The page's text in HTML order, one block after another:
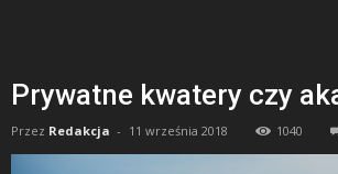
Prywatne kwatery czy
Przez Redakcja - 11 września 2018 1040